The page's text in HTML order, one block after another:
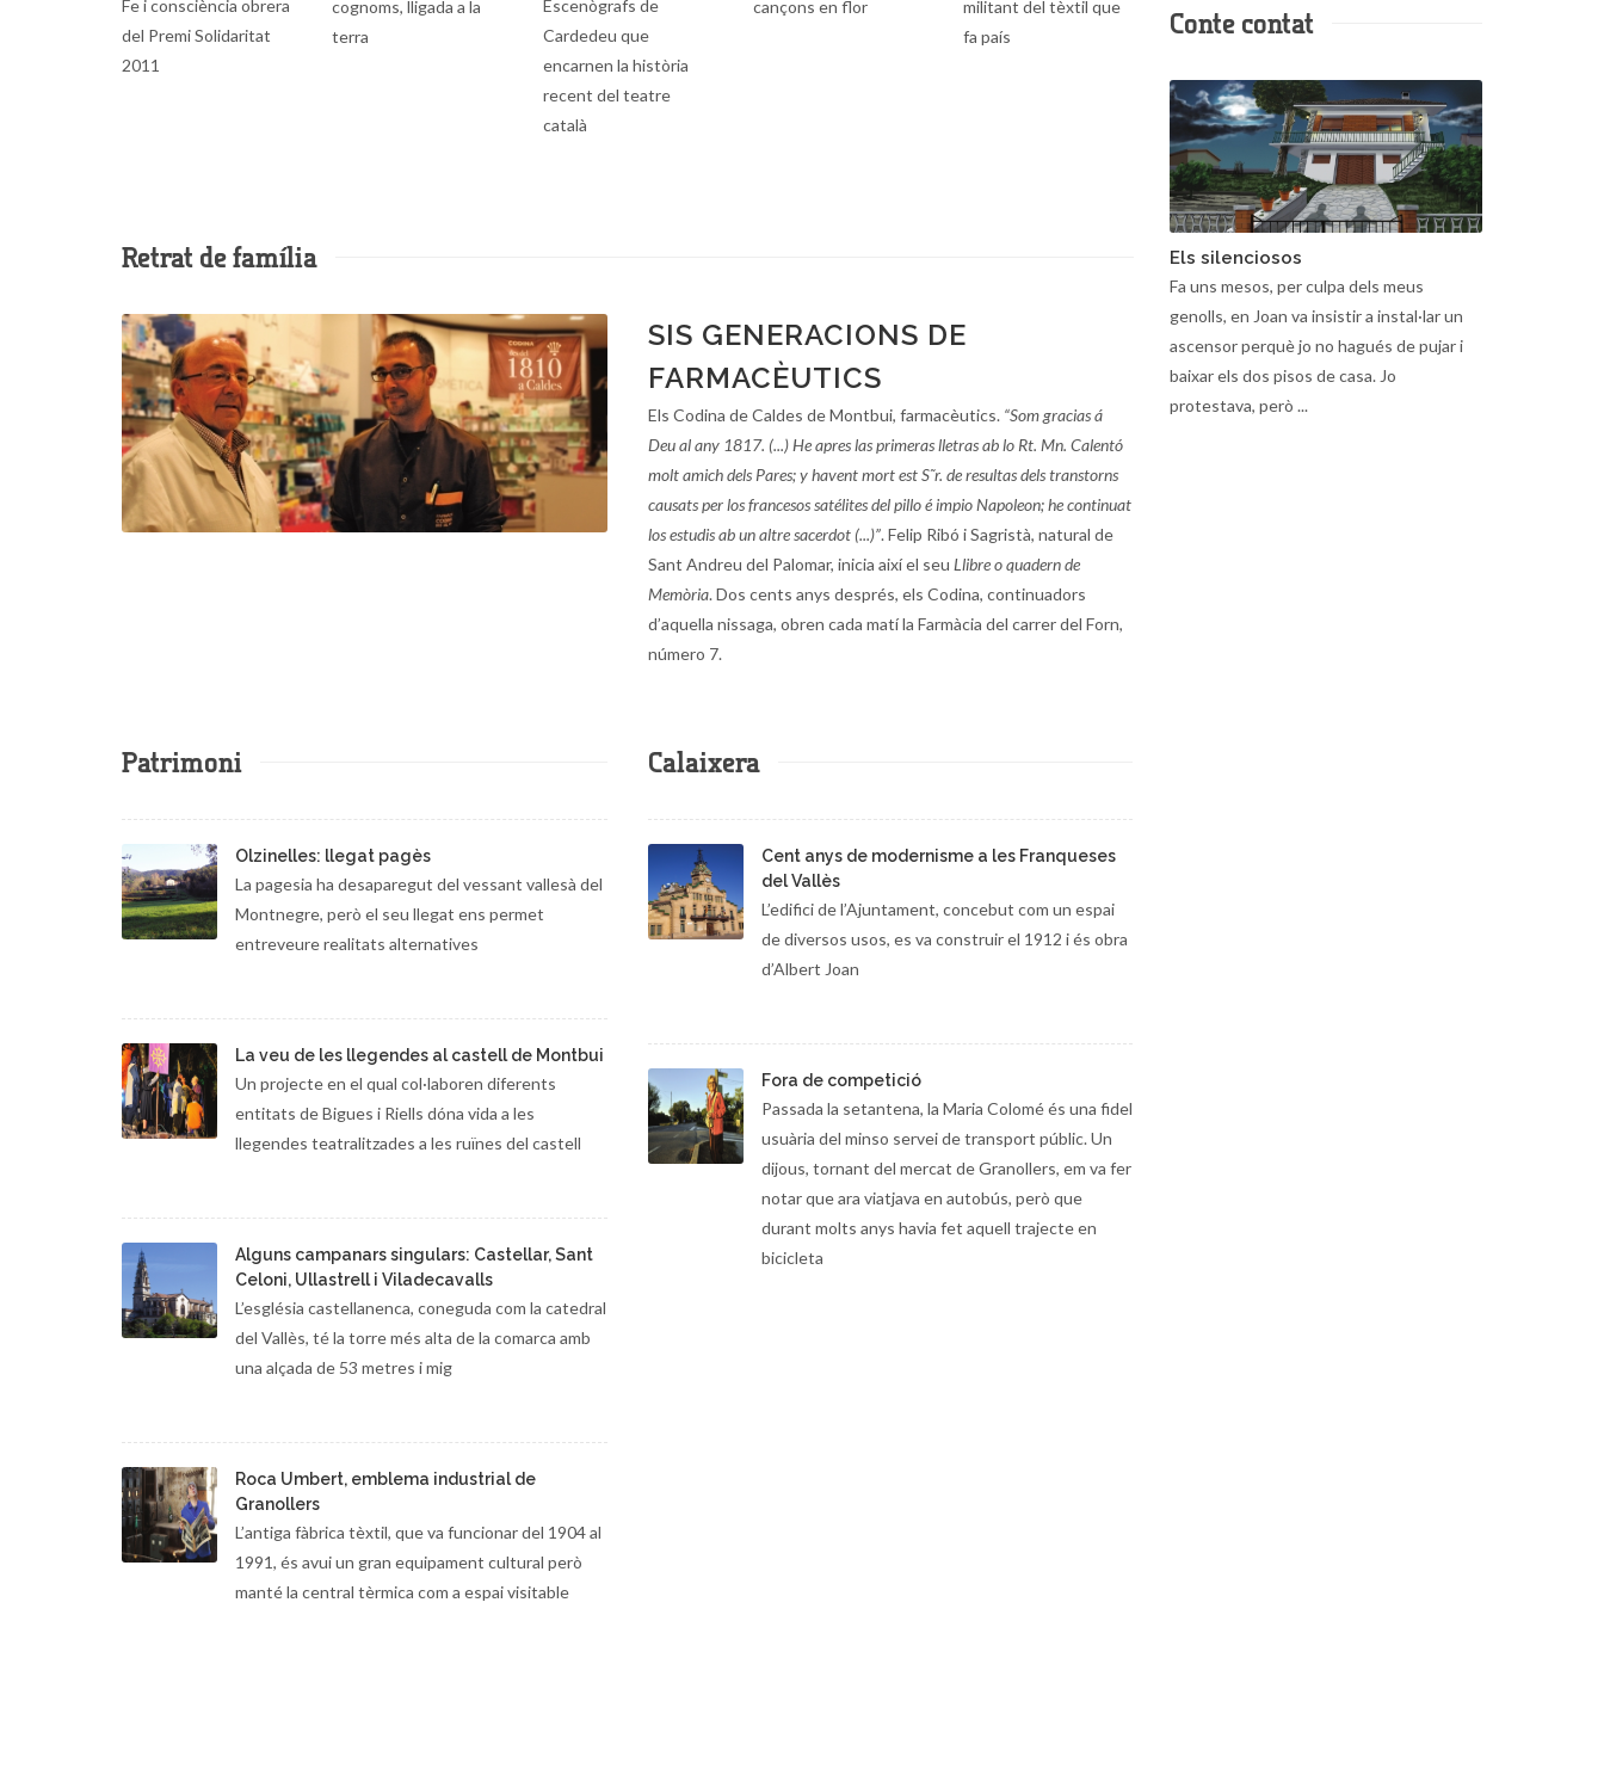
Fe i consciència obrera
del Premi Solidaritat
2011
cognoms, lligada a la
terra
Escenògrafs de
Cardedeu que
encarnen la història
recent del teatre
català
cançons en flor
militant del tèxtil que
fa país
Retrat de família
SIS GENERACIONS DE
FARMACÈUTICS
Els Codina de Caldes de Montbui, farmacèutics. “Som gracias á
Deu al any 1817. (...) He apres las primeras lletras ab lo Rt. Mn. Calentó
molt amich dels Pares; y havent mort est S˜r. de resultas dels transtorns
causats per los francesos satélites del pillo é impio Napoleon; he continuat
los estudis ab un altre sacerdot (...)”. Felip Ribó i Sagristà, natural de
Sant Andreu del Palomar, inicia així el seu Llibre o quadern de
Memòria. Dos cents anys després, els Codina, continuadors
d’aquella nissaga, obren cada matí la Farmàcia del carrer del Forn,
número 7.
Patrimoni
Olzinelles: llegat pagès
La pagesia ha desaparegut del vessant vallesà del
Montnegre, però el seu llegat ens permet
entreveure realitats alternatives
La veu de les llegendes al castell de Montbui
Un projecte en el qual col·laboren diferents
entitats de Bigues i Riells dóna vida a les
llegendes teatralitzades a les ruïnes del castell
Alguns campanars singulars: Castellar, Sant
Celoni, Ullastrell i Viladecavalls
L’església castellanenca, coneguda com la catedral
del Vallès, té la torre més alta de la comarca amb
una alçada de 53 metres i mig
Roca Umbert, emblema industrial de
Granollers
L’antiga fàbrica tèxtil, que va funcionar del 1904 al
1991, és avui un gran equipament cultural però
manté la central tèrmica com a espai visitable
Calaixera
Cent anys de modernisme a les Franqueses
del Vallès
L’edifici de l’Ajuntament, concebut com un espai
de diversos usos, es va construir el 1912 i és obra
d’Albert Joan
Fora de competició
Passada la setantena, la Maria Colomé és una fidel
usuària del minso servei de transport públic. Un
dijous, tornant del mercat de Granollers, em va fer
notar que ara viatjava en autobús, però que
durant molts anys havia fet aquell trajecte en
bicicleta
Conte contat
Els silenciosos
Fa uns mesos, per culpa dels meus
genolls, en Joan va insistir a instal·lar un
ascensor perquè jo no hagués de pujar i
baixar els dos pisos de casa. Jo
protestava, però ...